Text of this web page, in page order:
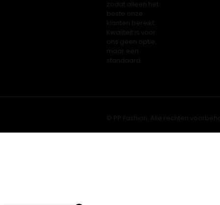
zodat alleen het
beste onze
klanten bereikt.
Kwaliteit is voor
ons geen optie,
maar een
standaard.
© PP Fashion. Alle rechten